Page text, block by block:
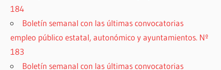
184
Boletín semanal con las últimas convocatorias
empleo público estatal, autonómico y ayuntamientos. Nº
183
Boletín semanal con las últimas convocatorias